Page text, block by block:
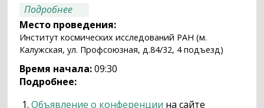
Подробнее
исследования и эксперименты на МКС"
Место проведения:
Институт космических исследований РАН (м.
Калужская, ул. Профсоюзная, д.84/32, 4 подъезд)
Время начала:09:30
Подробнее:
Объявление о конференции на сайте